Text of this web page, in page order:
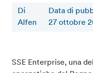
Di
Alfen
Data di
27 ottobre
SSE Enterprise, una